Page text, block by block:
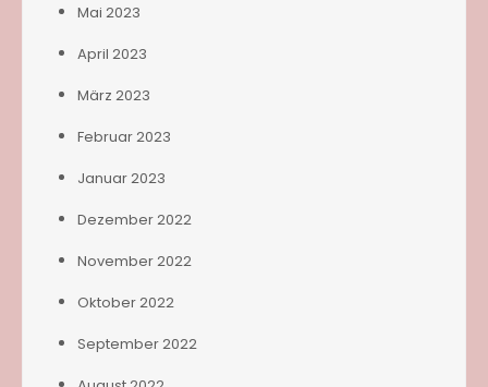
Mai 2023
April 2023
März 2023
Februar 2023
Januar 2023
Dezember 2022
November 2022
Oktober 2022
September 2022